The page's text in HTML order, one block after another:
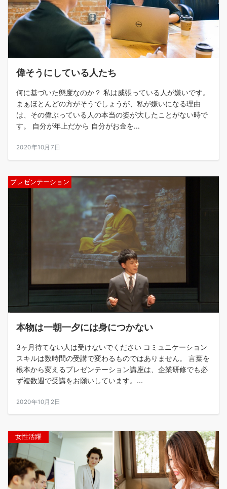
偉そうにしている人たち
何に基づいた態度なのか？ 私は威張っている人が嫌いです。
まぁほとんどの方がそうでしょうが、私が嫌いになる理由
は、その偉ぶっている人の本当の姿が大したことがない時で
す。 自分が年上だから 自分がお金を...
2020年10月7日
プレゼンテーション
本物は一朝一夕には身につかない
3ヶ月待てない人は受けないでください コミュニケーション
スキルは数時間の受講で変わるものではありません。 言葉を
根本から変えるプレゼンテーション講座は、企業研修でも必
ず複数週で受講をお願いしています。...
2020年10月2日
女性活躍